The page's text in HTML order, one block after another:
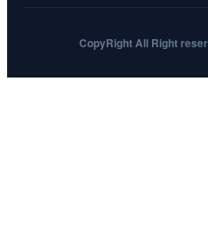
CopyRight All Right